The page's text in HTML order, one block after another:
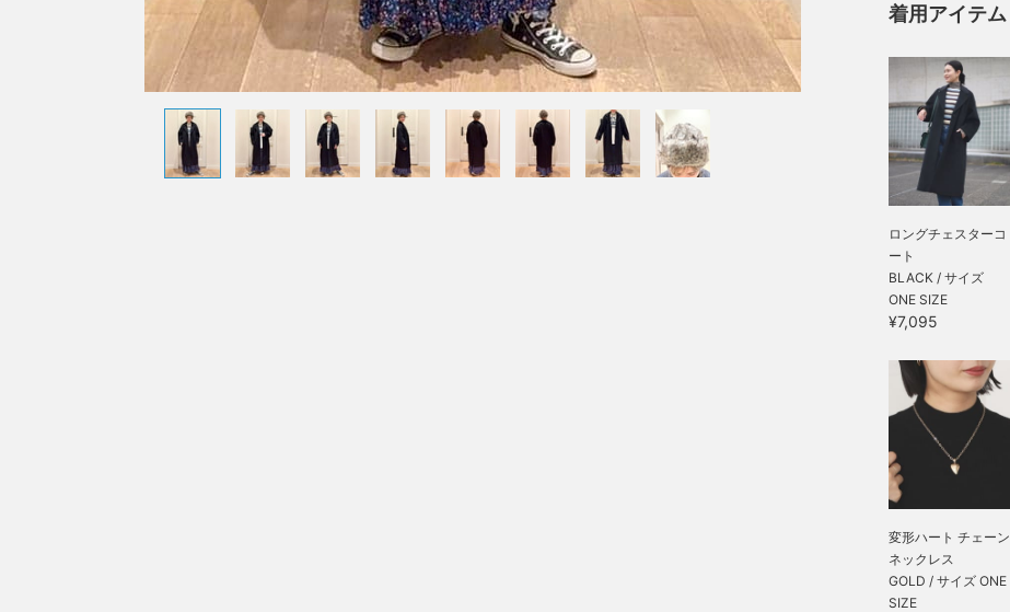
着用アイテム
ロングチェスターコ
ート
BLACK / サイズ
ONE SIZE
¥7,095
変形ハート チェーン
ネックレス
GOLD / サイズ ONE
SIZE